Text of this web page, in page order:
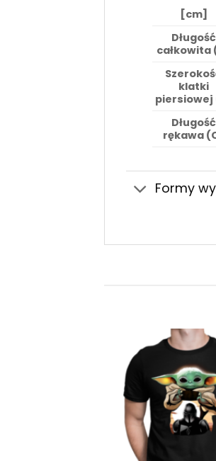
[cm]
Długość
całkowita
klatki
piersiowej
Długość
rękawa
Formy